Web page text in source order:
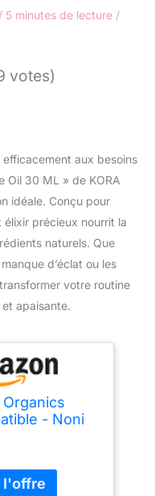
/ 5 minutes de lecture /
votes)
aux besoins
Oil 30 ML » de KORA
idéale. Conçu pour
précieux nourrit la
naturels. Que
d’éclat ou les
votre routine
apaisante.
Organics
- Noni